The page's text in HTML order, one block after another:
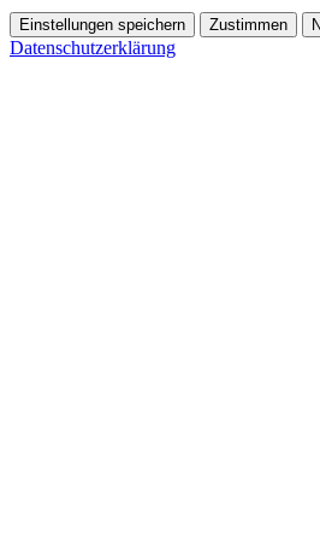
Einstellungen speichern Zustimmen
Datenschutzerklärung